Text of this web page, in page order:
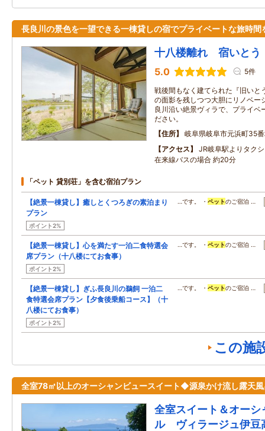
長良川の景色を一望できる一棟貸しの宿でプライベートな旅時間
十八楼離れ 宿いとう
5.0 5件
戦後間もなく建てられた『旧いと
の面影を残しつつ大胆にリノベー
良川沿い絶景ヴィラで、プライベ
ださい。
住所
岐阜県岐阜市元浜町35
アクセス
JR岐阜駅よりタク
在来線バスの場合 約20分
「ペット 貸別荘」を含む宿泊プラン
【絶景一棟貸し】癒しとくつろぎの素泊まり
プラン
ポイント2%
…です。 ・ ペットのご宿泊 …
【絶景一棟貸し】心を満たす一泊二食特選会
席プラン（十八楼にてお食事）
ポイント2%
…です。 ・ ペットのご宿泊 …
【絶景一棟貸し】ぎふ長良川の鵜飼 一泊二
食特選会席プラン【夕食後乗船コース】（十
八楼にてお食事）
ポイント2%
…です。 ・ ペットのご宿泊 …
この施
全室78㎡以上のオーシャンビュースイート◆源泉かけ流し露天
全室スイート＆オーシ
ル ヴィラージュ伊豆